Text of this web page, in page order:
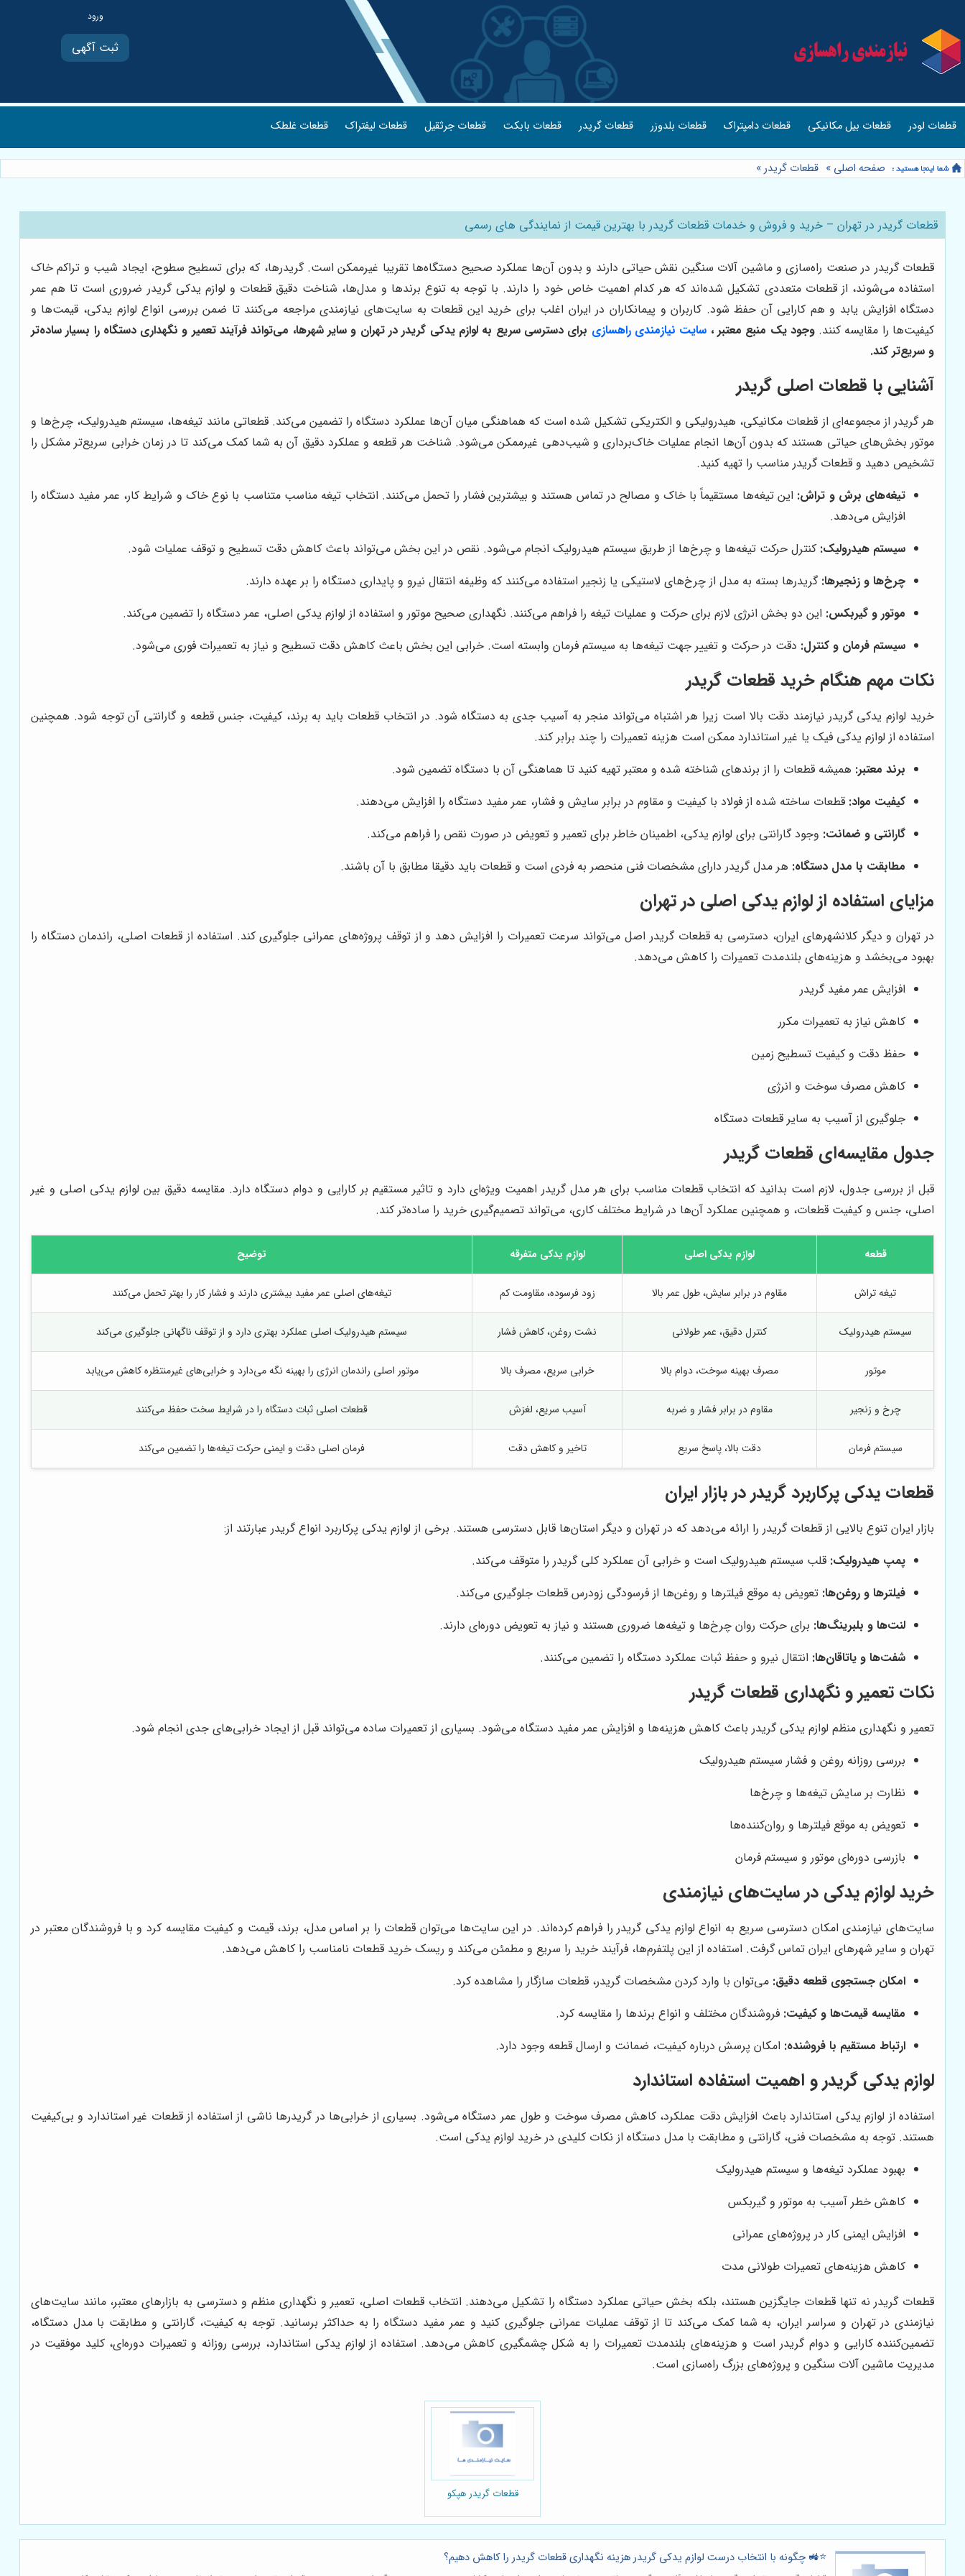
ثبت آگهی
قطعات لودر قطعات بیل مکانیکی قطعات دامپتراک قطعات بلدوزر قطعات گریدر قطعات بابکت قطعات جرثقیل قطعات لیفتراک قطعات غلطک
صفحه اصلی » قطعات گریدر»
قطعات گریدر در تهران – خرید و فروش و خدمات قطعات گریدر با بهترین قیمت از نمایندگی های رسمی
قطعات گریدر در صنعت راه‌سازی و ماشین آلات سنگین نقش حیاتی دارند و بدون آن‌ها عملکرد صحیح دستگاه‌ها تقریبا غیرممکن است. گریدرها، که برای تسطیح سطوح، ایجاد شیب و تراکم خاک
استفاده می‌شوند، از قطعات متعددی تشکیل شده‌اند که هر کدام اهمیت خاص خود را دارند. با توجه به تنوع برندها و مدل‌ها، شناخت دقیق قطعات و لوازم یدکی گریدر ضروری است تا هم عمر
دستگاه افزایش یابد و هم کارایی آن حفظ شود. کاربران و پیمانکاران در ایران اغلب برای خرید این قطعات به سایت‌های نیازمندی مراجعه می‌کنند تا ضمن بررسی انواع لوازم یدکی، قیمت‌ها و
کیفیت‌ها را مقایسه کنند.وجود یک منبع معتبر ، سایت نیازمندی راهسازی برای دسترسی سریع به لوازم یدکی گریدر در تهران و سایر شهرها، می‌تواند فرآیند تعمیر و نگهداری دستگاه را بسیار ساده‌تر
و سریع‌تر کند.
آشنایی با قطعات اصلی گریدر
هر گریدر از مجموعه‌ای از قطعات مکانیکی، هیدرولیکی و الکتریکی تشکیل شده است که هماهنگی میان آن‌ها عملکرد دستگاه را تضمین می‌کند. قطعاتی مانند تیغه‌ها، سیستم هیدرولیک، چرخ‌ها و
موتور بخش‌های حیاتی هستند که بدون آن‌ها انجام عملیات خاک‌برداری و شیب‌دهی غیرممکن می‌شود. شناخت هر قطعه و عملکرد دقیق آن به شما کمک می‌کند تا در زمان خرابی سریع‌تر مشکل را
تشخیص دهید و قطعات گریدر مناسب را تهیه کنید.
تیغه‌های برش و تراش: این تیغه‌ها مستقیماً با خاک و مصالح در تماس هستند و بیشترین فشار را تحمل می‌کنند. انتخاب تیغه مناسب متناسب با نوع خاک و شرایط کار، عمر مفید دستگاه را
افزایش می‌دهد.
سیستم هیدرولیک: کنترل حرکت تیغه‌ها و چرخ‌ها از طریق سیستم هیدرولیک انجام می‌شود. نقص در این بخش می‌تواند باعث کاهش دقت تسطیح و توقف عملیات شود.
چرخ‌ها و زنجیرها: گریدرها بسته به مدل از چرخ‌های لاستیکی یا زنجیر استفاده می‌کنند که وظیفه انتقال نیرو و پایداری دستگاه را بر عهده دارند.
موتور و گیربکس: این دو بخش انرژی لازم برای حرکت و عملیات تیغه را فراهم می‌کنند. نگهداری صحیح موتور و استفاده از لوازم یدکی اصلی، عمر دستگاه را تضمین می‌کند.
سیستم فرمان و کنترل: دقت در حرکت و تغییر جهت تیغه‌ها به سیستم فرمان وابسته است. خرابی این بخش باعث کاهش دقت تسطیح و نیاز به تعمیرات فوری می‌شود.
نکات مهم هنگام خرید قطعات گریدر
خرید لوازم یدکی گریدر نیازمند دقت بالا است زیرا هر اشتباه می‌تواند منجر به آسیب جدی به دستگاه شود. در انتخاب قطعات باید به برند، کیفیت، جنس قطعه و گارانتی آن توجه شود. همچنین
استفاده از لوازم یدکی فیک یا غیر استاندارد ممکن است هزینه تعمیرات را چند برابر کند.
برند معتبر: همیشه قطعات را از برندهای شناخته شده و معتبر تهیه کنید تا هماهنگی آن با دستگاه تضمین شود.
کیفیت مواد: قطعات ساخته شده از فولاد با کیفیت و مقاوم در برابر سایش و فشار، عمر مفید دستگاه را افزایش می‌دهند.
گارانتی و ضمانت: وجود گارانتی برای لوازم یدکی، اطمینان خاطر برای تعمیر و تعویض در صورت نقص را فراهم می‌کند.
مطابقت با مدل دستگاه: هر مدل گریدر دارای مشخصات فنی منحصر به فردی است و قطعات باید دقیقا مطابق با آن باشند.
مزایای استفاده از لوازم یدکی اصلی در تهران
در تهران و دیگر کلانشهرهای ایران، دسترسی به قطعات گریدر اصل می‌تواند سرعت تعمیرات را افزایش دهد و از توقف پروژه‌های عمرانی جلوگیری کند. استفاده از قطعات اصلی، راندمان دستگاه را
بهبود می‌بخشد و هزینه‌های بلندمدت تعمیرات را کاهش می‌دهد.
افزایش عمر مفید گریدر
کاهش نیاز به تعمیرات مکرر
حفظ دقت و کیفیت تسطیح زمین
کاهش مصرف سوخت و انرژی
جلوگیری از آسیب به سایر قطعات دستگاه
جدول مقایسه‌ای قطعات گریدر
قبل از بررسی جدول، لازم است بدانید که انتخاب قطعات مناسب برای هر مدل گریدر اهمیت ویژه‌ای دارد و تاثیر مستقیم بر کارایی و دوام دستگاه دارد. مقایسه دقیق بین لوازم یدکی اصلی و غیر
اصلی، جنس و کیفیت قطعات، و همچنین عملکرد آن‌ها در شرایط مختلف کاری، می‌تواند تصمیم‌گیری خرید را ساده‌تر کند.
قطعه لوازم یدکی اصلی لوازم یدکی متفرقه توضیح
تیغه تراش مقاوم در برابر سایش، طول عمر بالا زود فرسوده، مقاومت کم تیغه‌های اصلی عمر مفید بیشتری دارند و فشار کار را بهتر تحمل می‌کنند
سیستم هیدرولیک کنترل دقیق، عمر طولانی نشت روغن، کاهش فشار سیستم هیدرولیک اصلی عملکرد بهتری دارد و از توقف ناگهانی جلوگیری می‌کند
موتور مصرف بهینه سوخت، دوام بالا خرابی سریع، مصرف بالا موتور اصلی راندمان انرژی را بهینه نگه می‌دارد و خرابی‌های غیرمنتظره کاهش می‌یابد
چرخ و زنجیر مقاوم در برابر فشار و ضربه آسیب سریع، لغزش قطعات اصلی ثبات دستگاه را در شرایط سخت حفظ می‌کنند
سیستم فرمان دقت بالا، پاسخ سریع تاخیر و کاهش دقت فرمان اصلی دقت و ایمنی حرکت تیغه‌ها را تضمین می‌کند
قطعات یدکی پرکاربرد گریدر در بازار ایران
بازار ایران تنوع بالایی از قطعات گریدر را ارائه می‌دهد که در تهران و دیگر استان‌ها قابل دسترسی هستند. برخی از لوازم یدکی پرکاربرد انواع گریدر عبارتند از:
پمپ هیدرولیک: قلب سیستم هیدرولیک است و خرابی آن عملکرد کلی گریدر را متوقف می‌کند.
فیلترها و روغن‌ها: تعویض به موقع فیلترها و روغن‌ها از فرسودگی زودرس قطعات جلوگیری می‌کند.
لنت‌ها و بلبرینگ‌ها: برای حرکت روان چرخ‌ها و تیغه‌ها ضروری هستند و نیاز به تعویض دوره‌ای دارند.
شفت‌ها و یاتاقان‌ها: انتقال نیرو و حفظ ثبات عملکرد دستگاه را تضمین می‌کنند.
نکات تعمیر و نگهداری قطعات گریدر
تعمیر و نگهداری منظم لوازم یدکی گریدر باعث کاهش هزینه‌ها و افزایش عمر مفید دستگاه می‌شود. بسیاری از تعمیرات ساده می‌تواند قبل از ایجاد خرابی‌های جدی انجام شود.
بررسی روزانه روغن و فشار سیستم هیدرولیک
نظارت بر سایش تیغه‌ها و چرخ‌ها
تعویض به موقع فیلترها و روان‌کننده‌ها
بازرسی دوره‌ای موتور و سیستم فرمان
خرید لوازم یدکی در سایت‌های نیازمندی
سایت‌های نیازمندی امکان دسترسی سریع به انواع لوازم یدکی گریدر را فراهم کرده‌اند. در این سایت‌ها می‌توان قطعات را بر اساس مدل، برند، قیمت و کیفیت مقایسه کرد و با فروشندگان معتبر در
تهران و سایر شهرهای ایران تماس گرفت. استفاده از این پلتفرم‌ها، فرآیند خرید را سریع و مطمئن می‌کند و ریسک خرید قطعات نامناسب را کاهش می‌دهد.
امکان جستجوی قطعه دقیق: می‌توان با وارد کردن مشخصات گریدر، قطعات سازگار را مشاهده کرد.
مقایسه قیمت‌ها و کیفیت: فروشندگان مختلف و انواع برندها را مقایسه کرد.
ارتباط مستقیم با فروشنده: امکان پرسش درباره کیفیت، ضمانت و ارسال قطعه وجود دارد.
لوازم یدکی گریدر و اهمیت استفاده استاندارد
استفاده از لوازم یدکی استاندارد باعث افزایش دقت عملکرد، کاهش مصرف سوخت و طول عمر دستگاه می‌شود. بسیاری از خرابی‌ها در گریدرها ناشی از استفاده از قطعات غیر استاندارد و بی‌کیفیت
هستند. توجه به مشخصات فنی، گارانتی و مطابقت با مدل دستگاه از نکات کلیدی در خرید لوازم یدکی است.
بهبود عملکرد تیغه‌ها و سیستم هیدرولیک
کاهش خطر آسیب به موتور و گیربکس
افزایش ایمنی کار در پروژه‌های عمرانی
کاهش هزینه‌های تعمیرات طولانی مدت
قطعات گریدر نه تنها قطعات جایگزین هستند، بلکه بخش حیاتی عملکرد دستگاه را تشکیل می‌دهند. انتخاب قطعات اصلی، تعمیر و نگهداری منظم و دسترسی به بازارهای معتبر، مانند سایت‌های
نیازمندی در تهران و سراسر ایران، به شما کمک می‌کند تا از توقف عملیات عمرانی جلوگیری کنید و عمر مفید دستگاه را به حداکثر برسانید. توجه به کیفیت، گارانتی و مطابقت با مدل دستگاه،
تضمین‌کننده کارایی و دوام گریدر است و هزینه‌های بلندمدت تعمیرات را به شکل چشمگیری کاهش می‌دهد. استفاده از لوازم یدکی استاندارد، بررسی روزانه و تعمیرات دوره‌ای، کلید موفقیت در
مدیریت ماشین آلات سنگین و پروژه‌های بزرگ راه‌سازی است.
قطعات گریدر هپکو
⭐️🚜 چگونه با انتخاب درست لوازم یدکی گریدر هزینه نگهداری قطعات گریدر را کاهش دهیم؟